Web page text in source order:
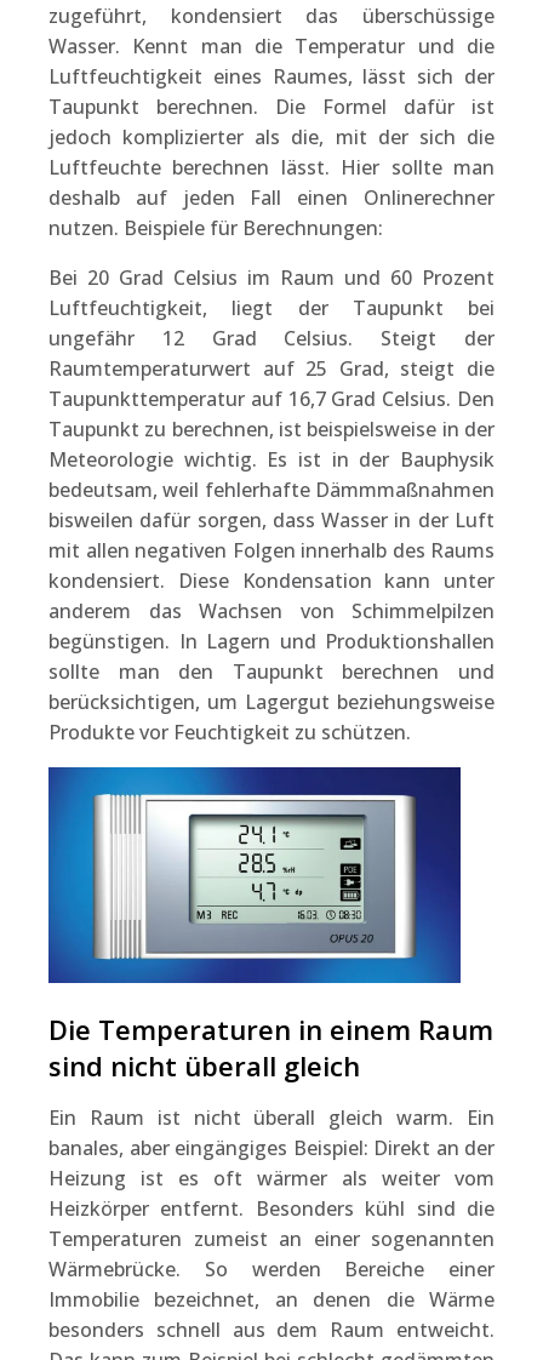
zugeführt, kondensiert das überschüssige
Wasser. Kennt man die Temperatur und die
Luftfeuchtigkeit eines Raumes, lässt sich der
Taupunkt berechnen. Die Formel dafür ist
jedoch komplizierter als die, mit der sich die
Luftfeuchte berechnen lässt. Hier sollte man
deshalb auf jeden Fall einen Onlinerechner
nutzen. Beispiele für Berechnungen:
Bei 20 Grad Celsius im Raum und 60 Prozent
Luftfeuchtigkeit, liegt der Taupunkt bei
ungefähr 12 Grad Celsius. Steigt der
Raumtemperaturwert auf 25 Grad, steigt die
Taupunkttemperatur auf 16,7 Grad Celsius. Den
Taupunkt zu berechnen, ist beispielsweise in der
Meteorologie wichtig. Es ist in der Bauphysik
bedeutsam, weil fehlerhafte Dämmmaßnahmen
bisweilen dafür sorgen, dass Wasser in der Luft
mit allen negativen Folgen innerhalb des Raums
kondensiert. Diese Kondensation kann unter
anderem das Wachsen von Schimmelpilzen
begünstigen. In Lagern und Produktionshallen
sollte man den Taupunkt berechnen und
berücksichtigen, um Lagergut beziehungsweise
Produkte vor Feuchtigkeit zu schützen.
Die Temperaturen in einem Raum
sind nicht überall gleich
Ein Raum ist nicht überall gleich warm. Ein
banales, aber eingängiges Beispiel: Direkt an der
Heizung ist es oft wärmer als weiter vom
Heizkörper entfernt. Besonders kühl sind die
Temperaturen zumeist an einer sogenannten
Wärmebrücke. So werden Bereiche einer
Immobilie bezeichnet, an denen die Wärme
besonders schnell aus dem Raum entweicht.